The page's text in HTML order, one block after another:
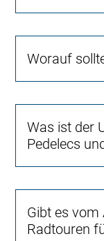
Worauf
Was ist der
Pedelecs
Gibt es vom
Radtouren